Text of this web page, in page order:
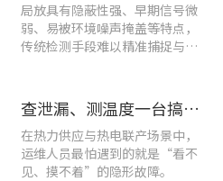
局放具有隐蔽性强、早期信号微
弱、易被环境噪声掩盖等特点，
传统检测手段难以精准捕捉与定
查泄漏、测温度一台搞定！UT568F红外声成像仪让设备巡检更高效
在热力供应与热电联产场景中，
运维人员最怕遇到的就是“看不
见、摸不着”的隐形故障。